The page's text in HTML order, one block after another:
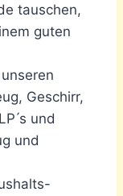
tauschen,
guten
Geschirr,
́s und
und